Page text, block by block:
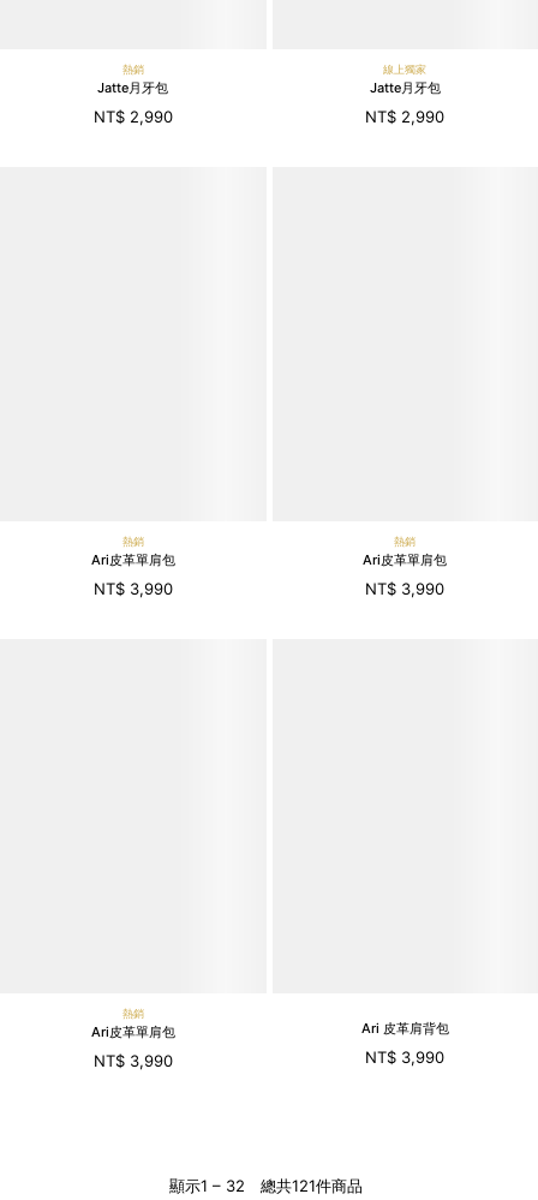
熱銷
Jatte月牙包
NT$ 2,990
線上獨家
Jatte月牙包
NT$ 2,990
熱銷
Ari皮革單肩包
NT$ 3,990
熱銷
Ari皮革單肩包
NT$ 3,990
熱銷
Ari皮革單肩包
NT$ 3,990
Ari 皮革肩背包
NT$ 3,990
顯示1 – 32 總共121件商品